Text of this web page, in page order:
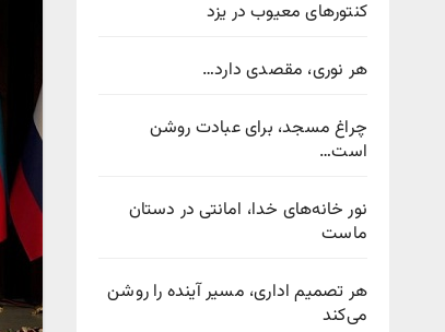
کنتورهای معیوب در یزد
هر نوری، مقصدی دارد…
چراغ مسجد، برای عبادت روشن
است…
نور خانه‌های خدا، امانتی در دستان
ماست
هر تصمیم اداری، مسیر آینده را روشن
می‌کند